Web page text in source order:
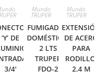
‘Y’ DE
3/4′
Mundo
TRUPER
FUMIGADOR
DOMÉSTICO,
2 LTS
TRUPER
FDO-2
Mundo
TRUPER
DE ACERO
PARA
RODILLO,
2.4 M